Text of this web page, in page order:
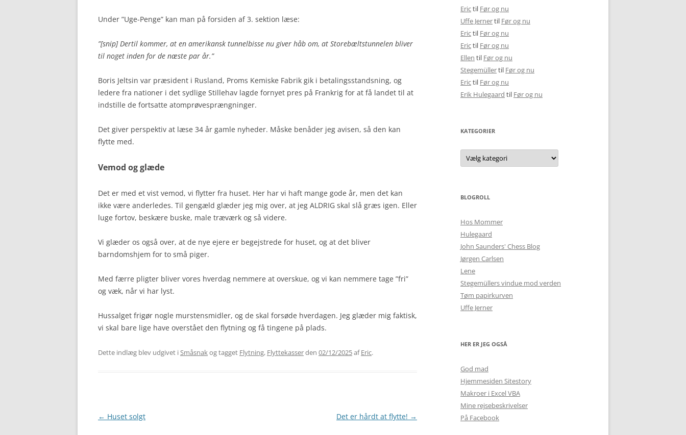
Under ”Uge-Penge” kan man på forsiden af 3. sektion læse:
”[snip] Dertil kommer, at en amerikansk tunnelbisse nu giver håb om, at Storebæltstunnelen bliver
til noget inden for de næste par år.”
Boris Jeltsin var præsident i Rusland, Proms Kemiske Fabrik gik i betalingsstandsning, og
ledere fra nationer i det sydlige Stillehav lagde fornyet pres på Frankrig for at få landet til at
indstille de fortsatte atomprøvesprængninger.
Det giver perspektiv at læse 34 år gamle nyheder. Måske benåder jeg avisen, så den kan
flytte med.
Vemod og glæde
Det er med et vist vemod, vi flytter fra huset. Her har vi haft mange gode år, men det kan
ikke være anderledes. Til gengæld glæder jeg mig over, at jeg ALDRIG skal slå græs igen. Eller
luge fortov, beskære buske, male træværk og så videre.
Vi glæder os også over, at de nye ejere er begejstrede for huset, og at det bliver
barndomshjem for to små piger.
Med færre pligter bliver vores hverdag nemmere at overskue, og vi kan nemmere tage ”fri”
og væk, når vi har lyst.
Hussalget frigør nogle murstensmidler, og de skal forsøde hverdagen. Jeg glæder mig faktisk,
vi skal bare lige have overstået den flytning og få tingene på plads.
Dette indlæg blev udgivet iSmåsnakog tagget Flytning, Flyttekasserden 02/12/2025afEric.
Indlægsnavigation
← Huset solgt Det er hårdt at flytte! →
Erictil Før og nu
Uffe Jernertil Før og nu
Erictil Før og nu
Erictil Før og nu
Ellen til Før og nu
Stegemüllertil Før og nu
Erictil Før og nu
Erik Hulegaard til Før og nu
KATEGORIER
Kategorier
BLOGROLL
Hos Mommer
Hulegaard
John Saunders' Chess Blog
Jørgen Carlsen
Lene
Stegemüllers vindue mod verden
Tøm papirkurven
Uffe Jerner
HER ER JEG OGSÅ
God mad
Hjemmesiden Sitestory
Makroer i Excel VBA
Mine rejsebeskrivelser
På Facebook